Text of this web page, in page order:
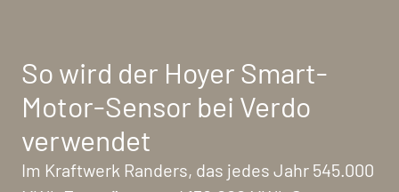
So wird der Hoyer Smart-
Motor-Sensor bei Verdo
verwendet
Im Kraftwerk Randers, das jedes Jahr 545.000